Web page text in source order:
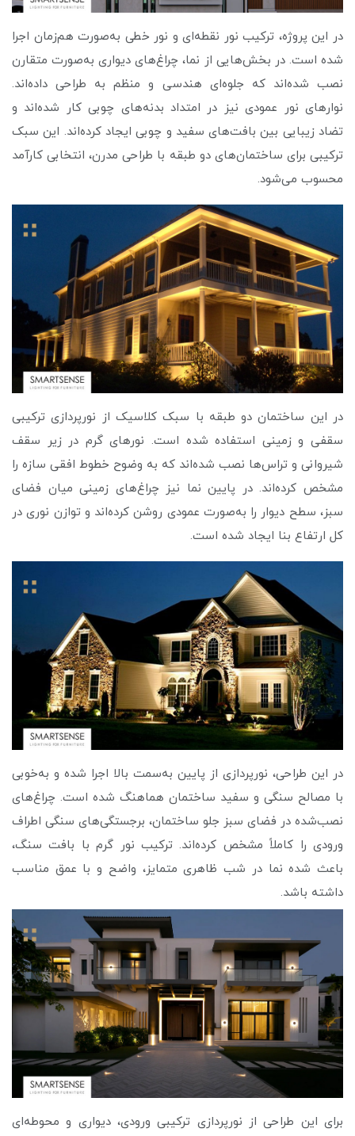
در این پروژه، ترکیب نور نقطه‌ای و نور خطی به‌صورت هم‌زمان اجرا
شده است. در بخش‌هایی از نما، چراغ‌های دیواری به‌صورت متقارن
نصب شده‌اند که جلوه‌ای هندسی و منظم به طراحی داده‌اند.
نوارهای نور عمودی نیز در امتداد بدنه‌های چوبی کار شده‌اند و
تضاد زیبایی بین بافت‌های سفید و چوبی ایجاد کرده‌اند. این سبک
ترکیبی برای ساختمان‌های دو طبقه با طراحی مدرن، انتخابی کارآمد
محسوب می‌شود.
در این ساختمان دو طبقه با سبک کلاسیک از نورپردازی ترکیبی
سقفی و زمینی استفاده شده است. نورهای گرم در زیر سقف
شیروانی و تراس‌ها نصب شده‌اند که به وضوح خطوط افقی سازه را
مشخص کرده‌اند. در پایین نما نیز چراغ‌های زمینی میان فضای
سبز، سطح دیوار را به‌صورت عمودی روشن کرده‌اند و توازن نوری در
کل ارتفاع بنا ایجاد شده است.
در این طراحی، نورپردازی از پایین به‌سمت بالا اجرا شده و به‌خوبی
با مصالح سنگی و سفید ساختمان هماهنگ شده است. چراغ‌های
نصب‌شده در فضای سبز جلو ساختمان، برجستگی‌های سنگی اطراف
ورودی را کاملاً مشخص کرده‌اند. ترکیب نور گرم با بافت سنگ،
باعث شده نما در شب ظاهری متمایز، واضح و با عمق مناسب
داشته باشد.
برای این طراحی از نورپردازی ترکیبی ورودی، دیواری و محوطه‌ای